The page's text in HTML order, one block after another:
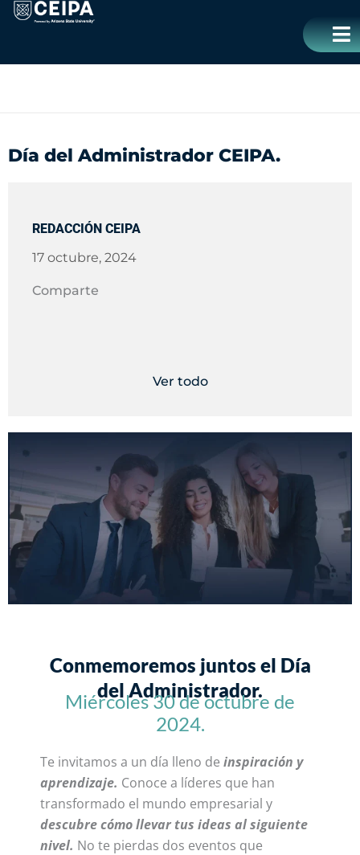
contenido
Día del Administrador CEIPA.
REDACCIÓN CEIPA
17 octubre, 2024
Comparte
Ver todo
Conmemoremos juntos el Día
del Administrador.
Miércoles 30 de octubre de
2024.
Te invitamos a un día lleno de inspiración y
aprendizaje. Conoce a líderes que han
transformado el mundo empresarial y
descubre cómo llevar tus ideas al siguiente
nivel. No te pierdas dos eventos que